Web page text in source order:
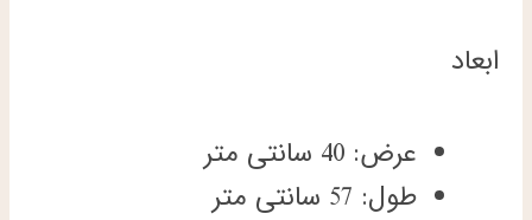
ابعاد
عرض: 40 سانتی متر
طول: 57 سانتی متر